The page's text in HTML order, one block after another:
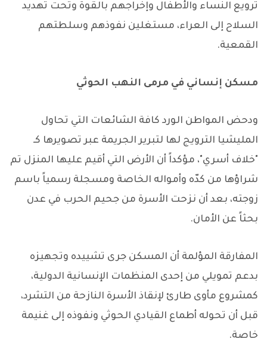
ترويع النساء والأطفال وإخراجهم بالقوة وتحت تهديد
السلاح إلى العراء، مستغلين نفوذهم وسلطتهم
القمعية.
مسكن إنساني في مرمى النهب الحوثي
ودحض المواطن الورد كافة الشائعات التي تحاول
المليشيا الترويج لها لتبرير الجريمة عبر تصويرها كـ
"خلاف أسري"، مؤكداً أن الأرض التي أقيم عليها المنزل تم
شراؤها من كدّه وأمواله الخاصة ومسجلة رسمياً باسم
زوجته، بعد أن نزحت الأسرة من جحيم الحرب في عدن
بحثاً عن الأمان.
المفارقة المؤلمة أن المسكن جرى تشييده وتجهيزه
بدعم تمويلي من إحدى المنظمات الإنسانية الدولية،
كمشروع مأوى طارئ لإنقاذ الأسرة النازحة من التشرد،
قبل أن تحوله أطماع القيادي الحوثي ونفوذه إلى غنيمة
خاصة.